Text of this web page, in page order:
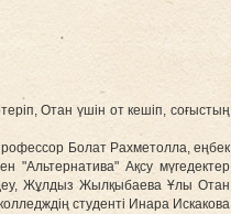
Отан үшін от кешіп, соғыстың
Болат Рахметолла, еңбек
"Альтернатива" Ақсу мүгедектер
Жұлдыз Жылқыбаева Ұлы Отан
студенті Инара Искакова